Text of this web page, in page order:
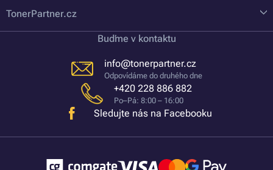
TonerPartner.cz
Buďme v kontaktu
info@tonerpartner.cz
Odpovídáme do druhého dne
+420 228 886 882
Po–Pá: 8:00 – 16:00
Sledujte nás na Facebooku